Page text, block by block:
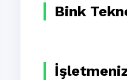
Bink